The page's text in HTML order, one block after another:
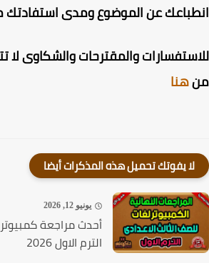
عن الموضوع ومدى استفادتك
والمقترحات والشكاوى لا
هنا
لا يفوتك تحميل هذه المذكرات أيضا
يونيو 12, 2026
أحدث مراجعة كمبيوتر
الترم الاول 2026